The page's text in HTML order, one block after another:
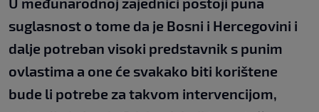
suglasnost o tome da je Bosni i Hercegovini i
dalje potreban visoki predstavnik s punim
ovlastima a one će svakako biti korištene
bude li potrebe za takvom intervencijom,